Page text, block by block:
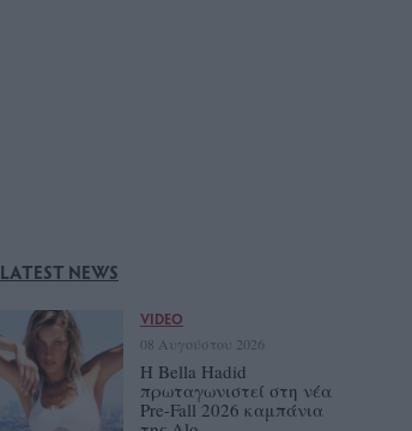
LATEST NEWS
VIDEO
08 Αυγούστου 2026
Η Bella Hadid
πρωταγωνιστεί στη νέα
Pre-Fall 2026 καμπάνια